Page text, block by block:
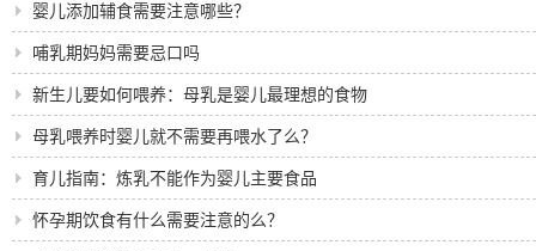
婴儿添加辅食需要注意哪些？
哺乳期妈妈需要忌口吗
新生儿要如何喂养：母乳是婴儿最理想的食物
母乳喂养时婴儿就不需要再喂水了么？
育儿指南：炼乳不能作为婴儿主要食品
怀孕期饮食有什么需要注意的么？